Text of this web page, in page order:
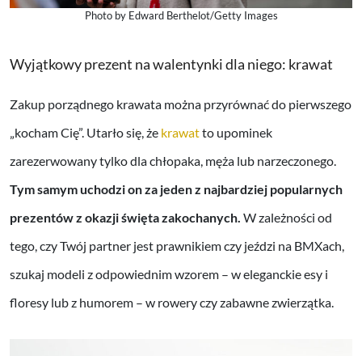
Photo by Edward Berthelot/Getty Images
Wyjątkowy prezent na walentynki dla niego: krawat
Zakup porządnego krawata można przyrównać do pierwszego
„kocham Cię”. Utarło się, że krawatto upominek
zarezerwowany tylko dla chłopaka, męża lub narzeczonego.
Tym samym uchodzi on za jeden z najbardziej popularnych
prezentów z okazji święta zakochanych. W zależności od
tego, czy Twój partner jest prawnikiem czy jeździ na BMXach,
szukaj modeli z odpowiednim wzorem – w eleganckie esy i
floresy lub z humorem – w rowery czy zabawne zwierzątka.